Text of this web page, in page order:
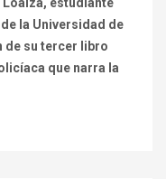
la Universidad de
de su tercer libro
que narra la